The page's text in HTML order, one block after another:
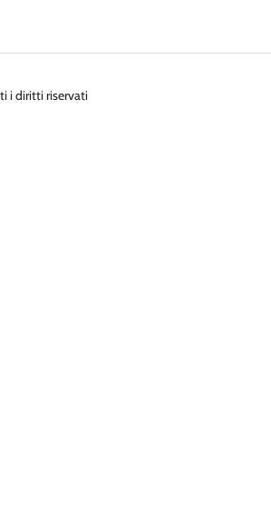
i diritti riservati